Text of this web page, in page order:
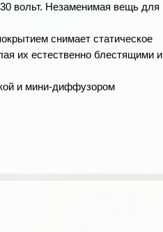
вольт. Незаменимая вещь для
снимает статическое
их естественно блестящими и
и мини-диффузором